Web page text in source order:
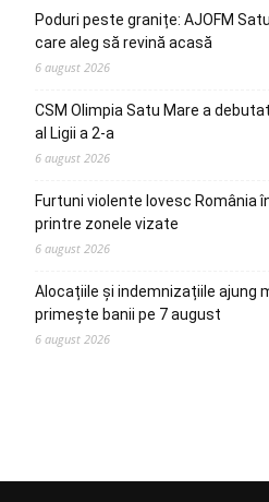
Poduri peste granițe: AJOFM
care aleg să revină acasă
6 august 2026
CSM Olimpia Satu Mare a
al Ligii a 2-a
6 august 2026
Furtuni violente lovesc România
printre zonele vizate
6 august 2026
Alocațiile și indemnizațiile ajung
primește banii pe 7 august
6 august 2026